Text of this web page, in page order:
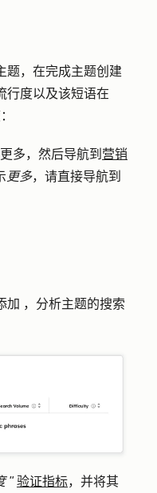
题，在完成主题创建
行度以及该短语在
更多，然后导航到 营销
更多，请直接导航到
加 ，分析主题的搜索
" 验证指标，并将其